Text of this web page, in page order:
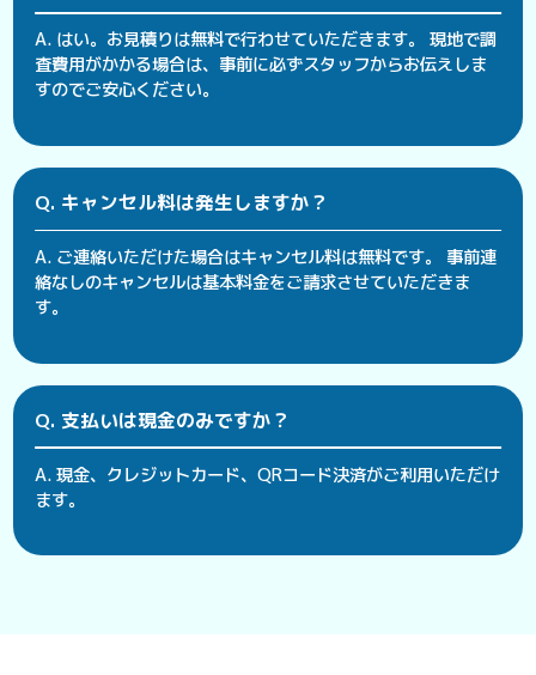
A. はい。お見積りは無料で行わせていただきます。 現地で調
査費用がかかる場合は、事前に必ずスタッフからお伝えしま
すのでご安心ください。
Q. キャンセル料は発生しますか？
A. ご連絡いただけた場合はキャンセル料は無料です。 事前連
絡なしのキャンセルは基本料金をご請求させていただきま
す。
Q. 支払いは現金のみですか？
A. 現金、クレジットカード、QRコード決済がご利用いただけ
ます。